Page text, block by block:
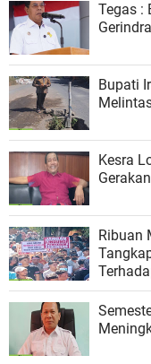
Tegas :
Bupati
Kesra
Ribuan